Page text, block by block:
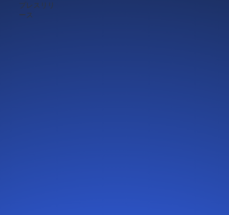
プレスリリ
ース